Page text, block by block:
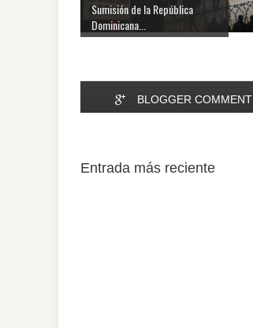
Sumisión de la República
Dominicana...
BLOGGER COMMENT
Entrada más reciente